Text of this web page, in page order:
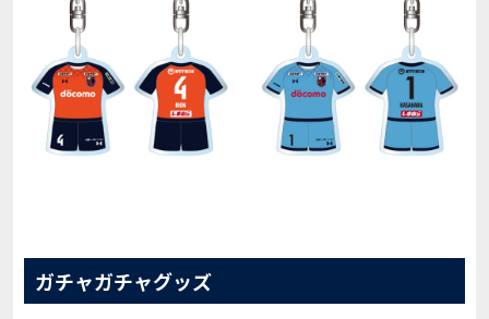
ガチャガチャグッズ